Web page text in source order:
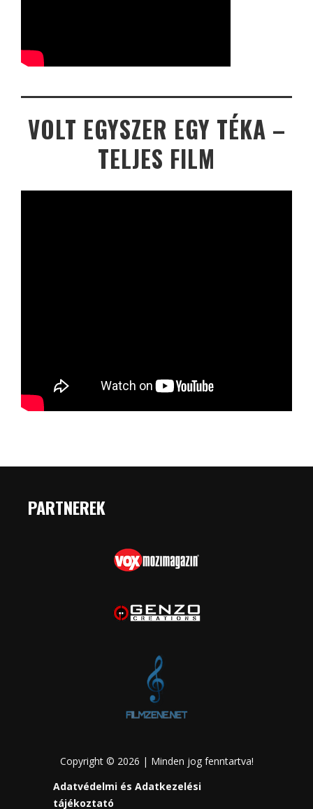
VOLT EGYSZER EGY TÉKA –
TELJES FILM
PARTNEREK
Copyright © 2026 | Minden jog fenntartva!
Adatvédelmi és Adatkezelési
tájékoztató